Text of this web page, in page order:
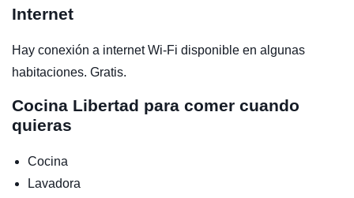
Internet
Hay conexión a internet Wi-Fi disponible en algunas
habitaciones. Gratis.
Cocina Libertad para comer cuando
quieras
Cocina
Lavadora